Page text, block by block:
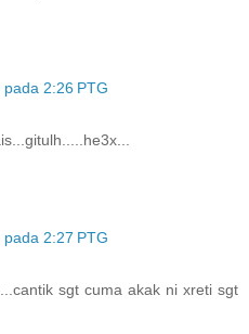
2:26 PTG
2:27 PTG
sgt cuma akak ni xreti sgt